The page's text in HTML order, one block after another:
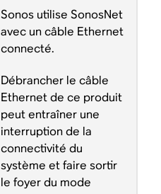
Sonos utilise SonosNet
avec un câble Ethernet
connecté.
Débrancher le câble
Ethernet de ce produit
peut entraîner une
interruption de la
connectivité du
système et faire sortir
le foyer du mode